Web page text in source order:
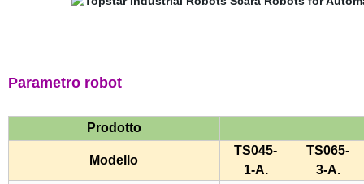
Parametro robot
Prodotto
Modello
TS045-
1-A.
TS065-
3-A.